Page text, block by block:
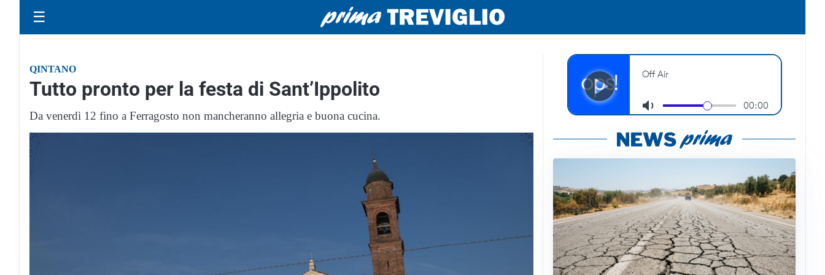
☰
QINTANO
Tutto pronto per la festa di Sant’Ippolito
Da venerdì 12 fino a Ferragosto non mancheranno allegria e buona cucina.